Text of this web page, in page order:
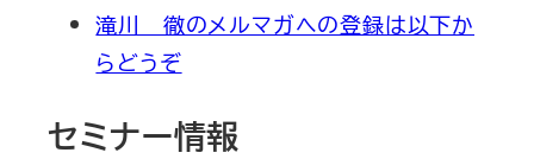
滝川 徹のメルマガへの登録は以下か
らどうぞ
セミナー情報